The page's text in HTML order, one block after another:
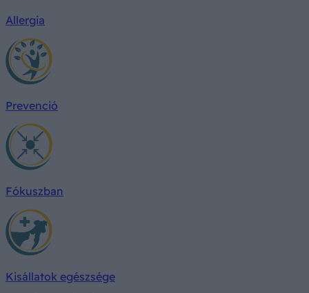
Allergia
Prevenció
Fókuszban
Kisállatok egészsége